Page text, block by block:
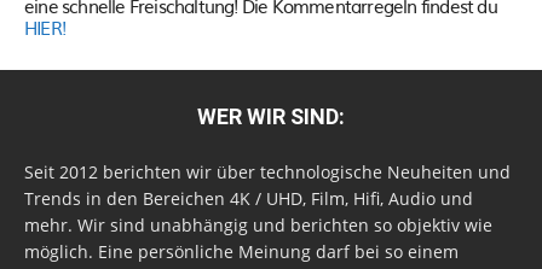
eine schnelle Freischaltung! Die Kommentarregeln findest du
HIER!
WER WIR SIND:
Seit 2012 berichten wir über technologische Neuheiten und
Trends in den Bereichen 4K / UHD, Film, Hifi, Audio und
mehr. Wir sind unabhängig und berichten so objektiv wie
möglich. Eine persönliche Meinung darf bei so einem